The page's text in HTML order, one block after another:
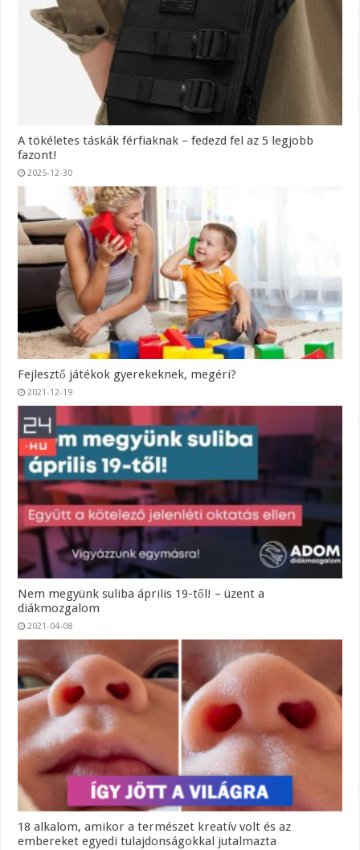
A tökéletes táskák férfiaknak – fedezd fel az 5 legjobb
fazont!
2025-12-30
Fejlesztő játékok gyerekeknek, megéri?
2021-12-19
Nem megyünk suliba április 19-től! – üzent a
diákmozgalom
2021-04-08
18 alkalom, amikor a természet kreatív volt és az
embereket egyedi tulajdonságokkal jutalmazta